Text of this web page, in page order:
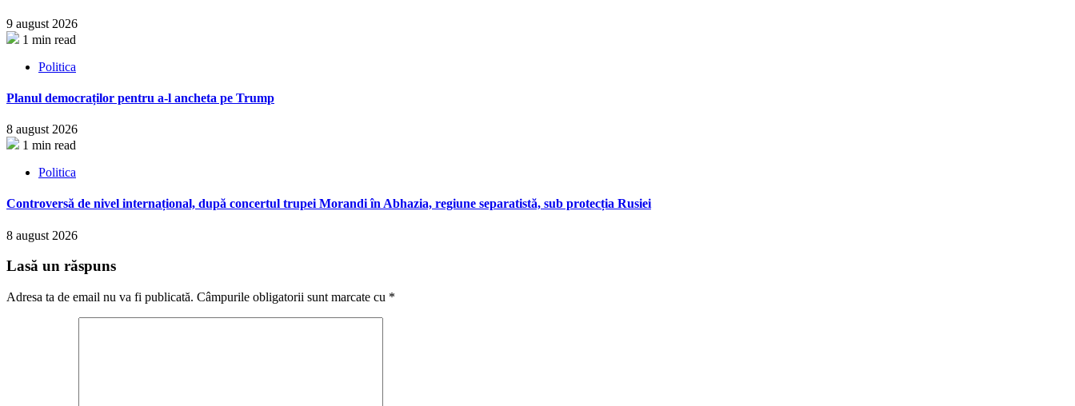
9 august 2026
1 min read
Politica
Planul democraților pentru a-l ancheta pe Trump
8 august 2026
1 min read
Politica
Controversă de nivel internațional, după concertul trupei Morandi în Abhazia, regiune separatistă, sub protecția Rusiei
8 august 2026
Lasă un răspuns
Adresa ta de email nu va fi publicată. Câmpurile obligatorii sunt marcate cu *